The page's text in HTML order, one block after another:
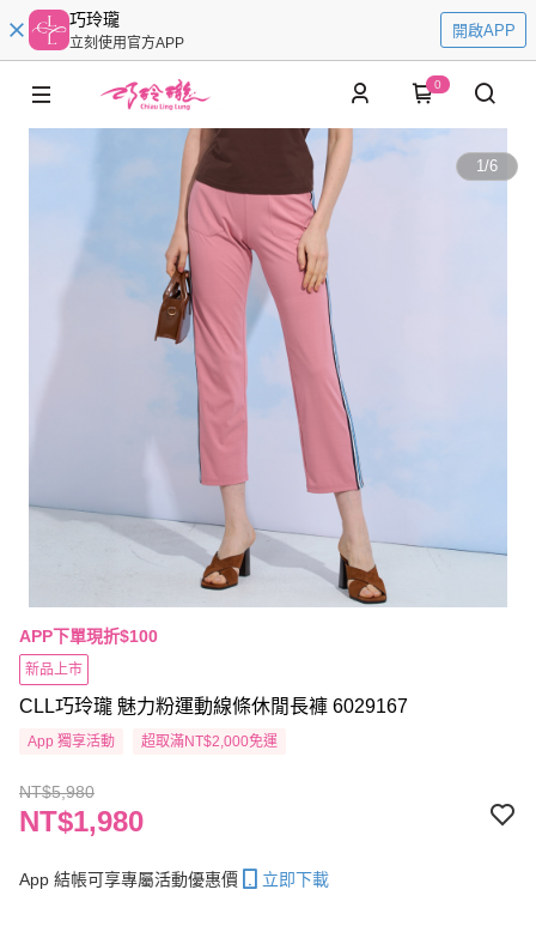
巧玲瓏
立刻使用官方APP
開啟APP
0
1/6
APP下單現折$100
新品上市
CLL巧玲瓏 魅力粉運動線條休閒長褲 6029167
App 獨享活動 超取滿NT$2,000免運
NT$5,980
NT$1,980
App 結帳可享專屬活動優惠價 立即下載